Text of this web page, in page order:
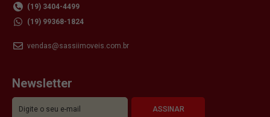
(19) 3404-4499
(19) 99368-1824
vendas@sassiimoveis.com.br
Newsletter